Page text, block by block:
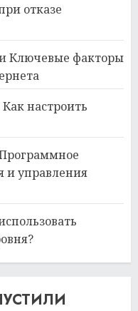
отказе
Ключевые факторы
Как настроить
и управления